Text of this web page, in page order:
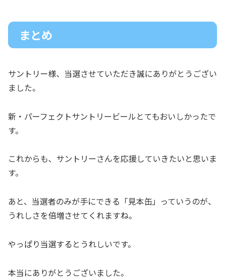
まとめ
サントリー様、当選させていただき誠にありがとうござい
ました。
新・パーフェクトサントリービールとてもおいしかったで
す。
これからも、サントリーさんを応援していきたいと思いま
す。
あと、当選者のみが手にできる「見本缶」っていうのが、
うれしさを倍増させてくれますね。
やっぱり当選するとうれしいです。
本当にありがとうございました。